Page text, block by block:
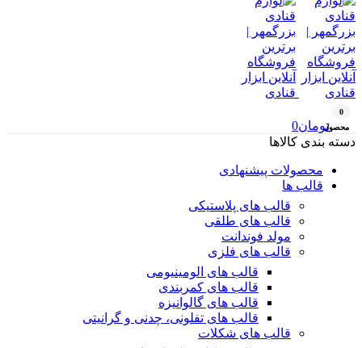
0
محصولتومان0
دسته بندی کالاها
محصولات پیشنهادی
قالب ها
قالب های پلاستیکی
قالب های طلقی
مولد فوندانت
قالب های فلزی
قالب های الومینیومی
قالب های کمربندی
قالب های گالوانیزه
قالب های تفلونی، چدنی و گرانیتی
قالب های شکلات